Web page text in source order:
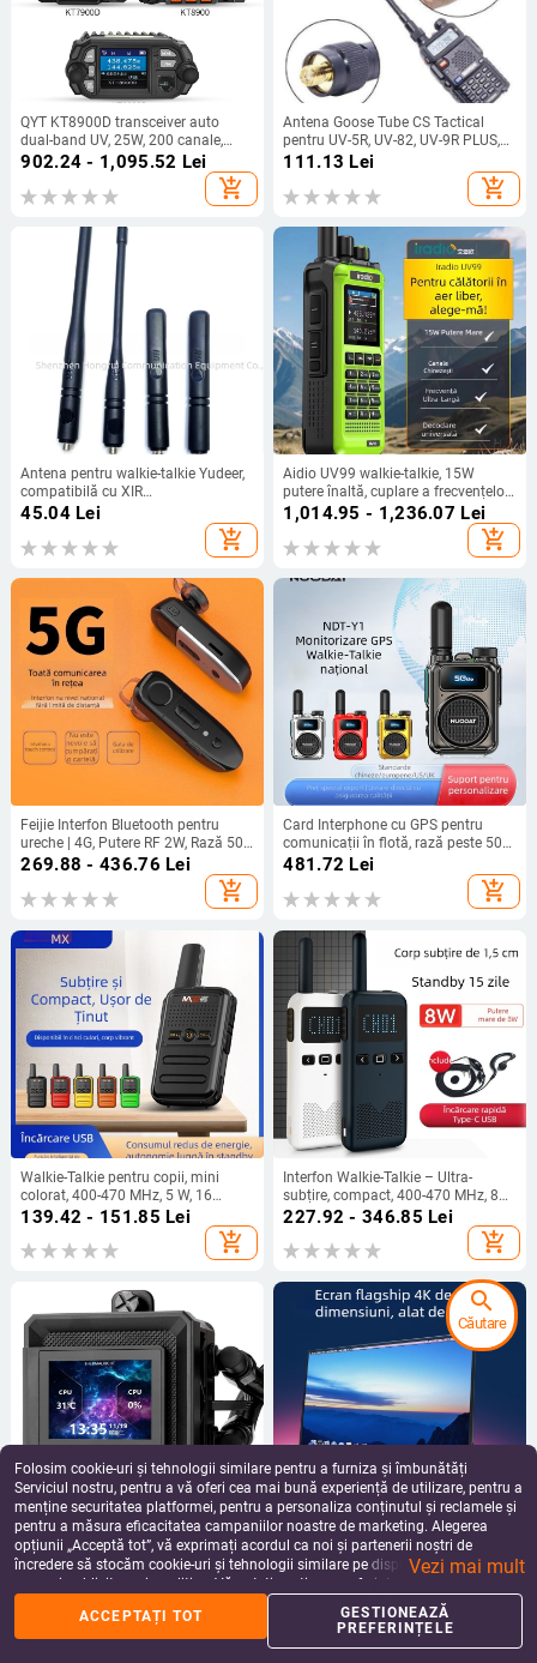
QYT KT8900D transceiver auto
dual-band UV, 25W, 200 canale,
rază de până la 50 km
902.24 - 1,095.52 Lei
add_shopping_cart
Antena Goose Tube CS Tactical
pentru UV-5R, UV-82, UV-9R PLUS,
UV-XR, VX-6R și W; rază 5-10 km;
distanță teoretică 5-10 km; fără
baterie; rezistentă la cădere
111.13 Lei
add_shopping_cart
Antena pentru walkie-talkie Yudeer,
compatibilă cu XIR
P8260/P8268/P8668/P8628/P8608;
gamă de frecvență 3–5 km; rază
teoretică 5–10 km; nu necesită
45.04Lei
add_shopping_cart
Aidio UV99 walkie-talkie, 15W
putere înaltă, cuplare a frecvențelor
printr-un singur atingere, pentru
drumuri cu mașina și activități în
aer liber, radio portabil, calitate
1,014.95 - 1,236.07 Lei
add_shopping_cart
Feijie Interfon Bluetooth pentru
ureche | 4G, Putere RF 2W, Rază 50
km+, Baterie litiu 1000
269.88 - 436.76 Lei
add_shopping_cart
Card Interphone cu GPS pentru
comunicații în flotă, rază peste 50
km, rețea 5G/4G/3G/2G, baterie Li-
481.72 Lei
add_shopping_cart
Walkie-Talkie pentru copii, mini
colorat, 400-470 MHz, 5 W, 16
canale, rază 1.5-3 km, baterie 3600
139.42 - 151.85 Lei
add_shopping_cart
Interfon Walkie-Talkie – Ultra-
subțire, compact, 400-470 MHz, 8W,
16 canale, autonomie 5-10 km,
227.92 - 346.85 Lei
add_shopping_cart
Radiator CPU cu răcire prin apă
Frozen Warframe
992.43 - 1,453.44Lei
add_shopping_cart
Monitor portabil IPS cu rezoluție
1080p, raport aspect 16:9, interfață
USB/HDMI, alimentare de 15W
809.43 - 1,339.29Lei
add_shopping_cart
Folosim cookie-uri și tehnologii similare pentru a furniza și îmbunătăți
Serviciul nostru, pentru a vă oferi cea mai bună experiență de utilizare, pentru a
menține securitatea platformei, pentru a personaliza conținutul și reclamele și
pentru a măsura eficacitatea campaniilor noastre de marketing. Alegerea
opțiunii „Acceptă tot”, vă exprimați acordul ca noi și partenerii noștri de
încredere să stocăm cookie-uri și tehnologii similare pe dispozitivul dvs. în
scopuri publicitare și analitice. Vă puteți gestiona preferințele în orice moment
făcând clic pe „Gestionează preferințele”. Pentru mai multe informații, vă
rugăm să consultațiPolitica noastră de confidențialitate.
Vezi mai mult
ACCEPTAȚI TOT
GESTIONEAZĂ
PREFERINȚELE
search
Căutare